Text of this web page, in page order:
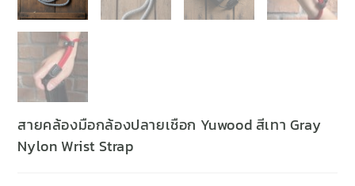
สายคล้องมือกล้องปลายเชือก Yuwood สีเทา Gray
Nylon Wrist Strap